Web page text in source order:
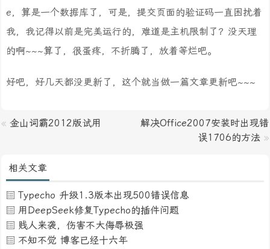
e，算是一个数据库了，可是，提交页面的验证码一直困扰着
我，我记得以前是完美运行的，难道是主机限制了？没天理
的啊~~~算了，很蛋疼，不折腾了，放着等烂吧。
好吧，好几天都没更新了，这个就当做一篇文章更新吧~~~
« 金山词霸2012版试用
解决Office2007安装时出现错
误1706的方法 »
相关文章
Typecho 升级1.3版本出现500错误信息
用DeepSeek修复Typecho的插件问题
贱人来袭，伤害不大侮辱极强
不知不觉 博客已经十六年